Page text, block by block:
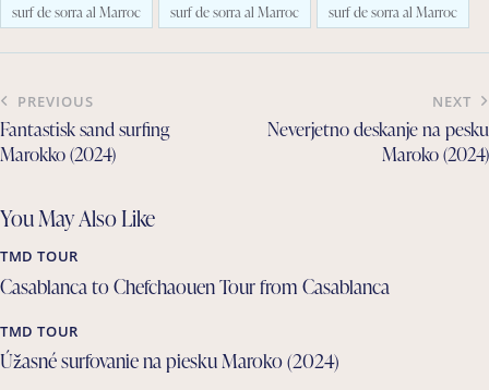
surf de sorra al Marroc
surf de sorra al Marroc surf de sorra al Marroc
Post
navigation
PREVIOUS
Fantastisk sand surfing
Marokko (2024)
NEXT
Neverjetno deskanje na pesku
Maroko (2024)
You May Also Like
TMD TOUR
Casablanca to Chefchaouen Tour from Casablanca
TMD TOUR
Úžasné surfovanie na piesku Maroko (2024)